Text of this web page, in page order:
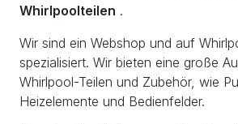
Whirlpoolteilen .
Wir sind ein Webshop und auf
spezialisiert. Wir bieten eine große
Whirlpool-Teilen und Zubehör, wie
Heizelemente und Bedienfelder.